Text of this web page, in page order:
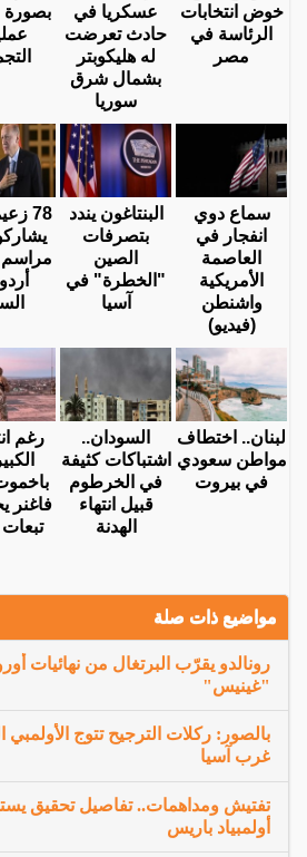
خوض انتخابات
الرئاسة في
مصر
عسكريا في
حادث تعرضت
له هليكوبتر
بشمال شرق
سوريا
بصورة
سماع دوي
انفجار في
العاصمة
الأمريكية
واشنطن
(فيديو)
البنتاغون يندد
بتصرفات
الصين
"الخطرة" في
آسيا
78
لبنان.. اختطاف
مواطن سعودي
في بيروت
السودان..
اشتباكات كثيفة
في الخرطوم
قبيل انتهاء
الهدنة
رغم
فاغنر
مواضيع ذات صلة
رونالدو يقرّب البرتغال من نهائيات
"غينيس"
بالصور: ركلات الترجيح تتوج الأولمبي
غرب آسيا
تفتيش ومداهمات.. تفاصيل تحقيق
أولمبياد باريس